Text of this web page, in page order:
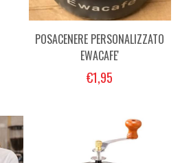
POSACENERE PERSONALIZZATO
EWACAFE'
€1,95